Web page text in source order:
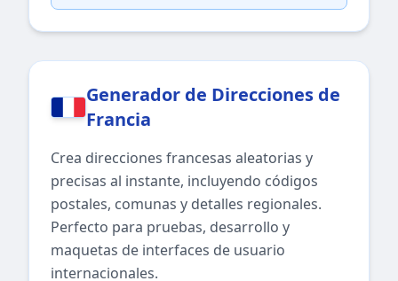
Generador de Direcciones de
Francia
Crea direcciones francesas aleatorias y
precisas al instante, incluyendo códigos
postales, comunas y detalles regionales.
Perfecto para pruebas, desarrollo y
maquetas de interfaces de usuario
internacionales.